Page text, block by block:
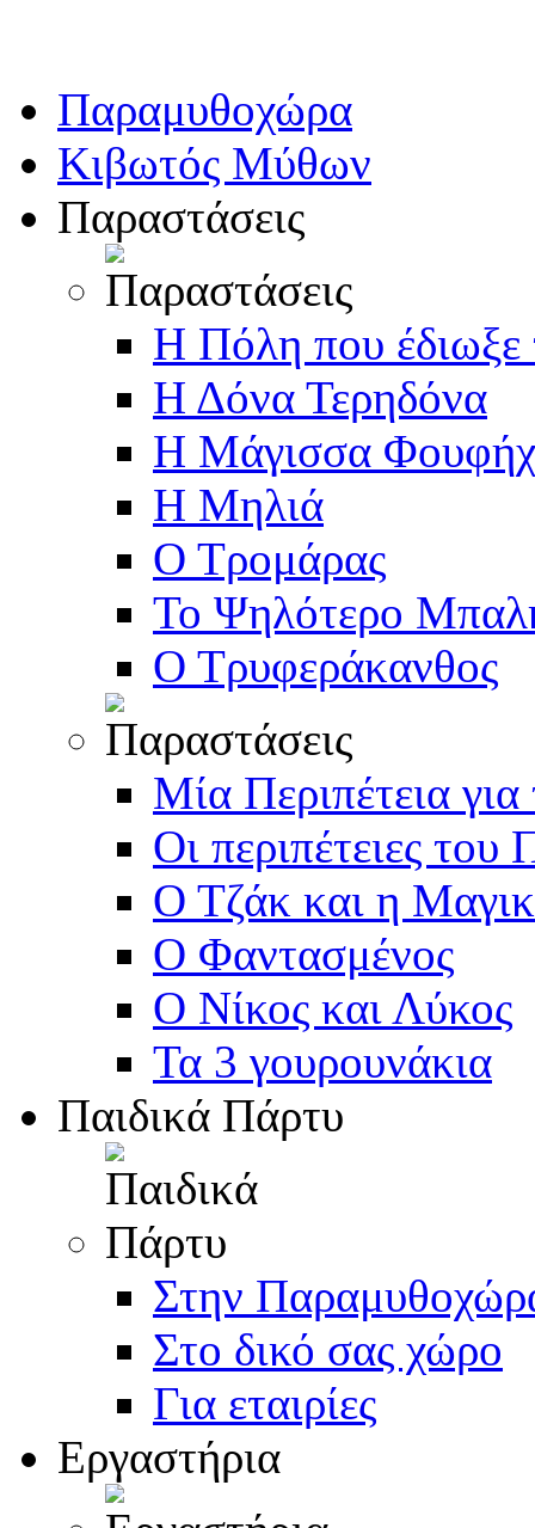
Παραμυθοχώρα
Κιβωτός Μύθων
Παραστάσεις
Η Πόλη που έδιωξε
Η Δόνα Τερηδόνα
Η Μάγισσα
Η Μηλιά
Ο Τρομάρας
Το Ψηλότερο
Ο Τρυφεράκανθος
Μία Περιπέτεια
Οι περιπέτειες του
Ο Τζάκ και η
Ο Φαντασμένος
Ο Νίκος και Λύκος
Τα 3 γουρουνάκια
Παιδικά Πάρτυ
Στην
Στο δικό σας χώρο
Για εταιρίες
Εργαστήρια